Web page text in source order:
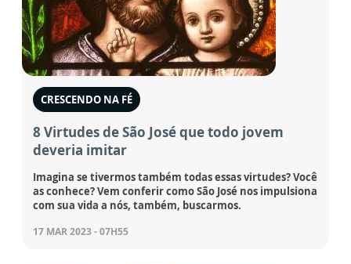
CRESCENDO NA FÉ
8 Virtudes de São José que todo jovem
deveria imitar
Imagina se tivermos também todas essas virtudes? Você
as conhece? Vem conferir como São José nos impulsiona
com sua vida a nós, também, buscarmos.
17 MAR 2023 - 07H55